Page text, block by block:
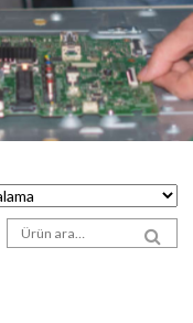
Arama sonuçları: